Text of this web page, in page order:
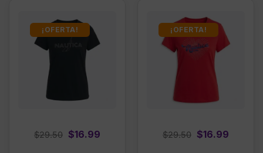
¡OFERTA!
$29.50 Original
$16.99
¡OFERTA!
$29.50 Original
$16.99